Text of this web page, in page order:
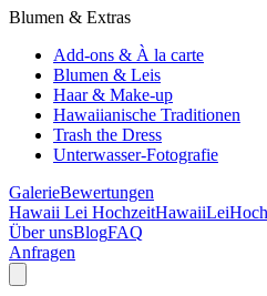
Blumen & Extras
Add-ons & À la carte
Blumen & Leis
Haar & Make-up
Hawaiianische Traditionen
Trash the Dress
Unterwasser-Fotografie
GalerieBewertungen
Hawaii Lei HochzeitHawaiiLei
Über unsBlogFAQ
Anfragen